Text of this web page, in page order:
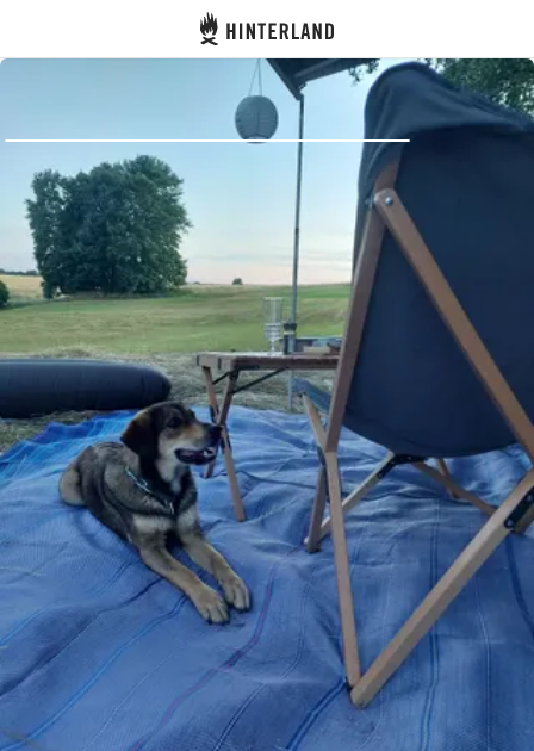
Hinterland
Se connecter
Créer un compte
Devenir hôte·sse
Emplacements
Hébergements
Routes
Demande à Howdy
Inspiration photo
Conseils et inspirations
Récits d'aventures